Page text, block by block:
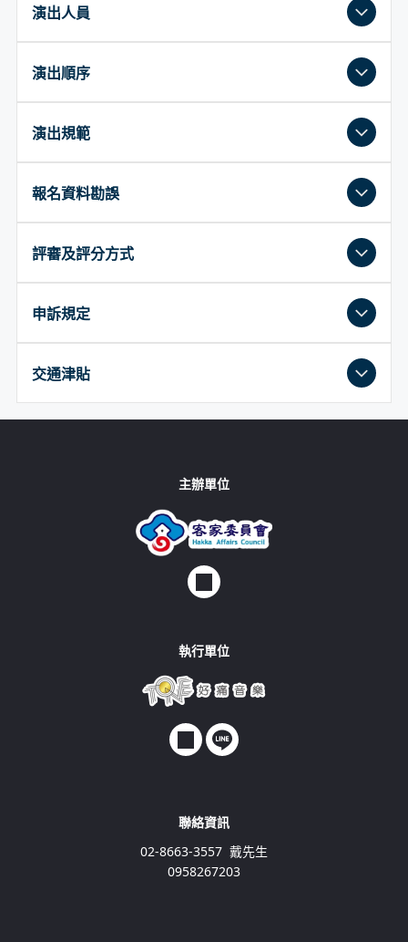
語境之使用方法，以免影響評分。
背譜演唱指定曲及自選曲各1首，指定曲曲目如附件
一，參賽團隊不得擅自變更指定版本（可移調），自
選曲由各隊自行決定，演出曲目與報名時所填註之曲
目及曲譜版本不符者，一律不予計分。
2.傳統山歌合唱類
背譜演唱指定曲及自選曲各1首，指定曲曲目如附件
一，自選曲亦需為傳統客家歌曲（如：平板、山歌
子、老山歌、小調等），合唱形式不拘。所演出之指
定曲目與報名時所填註之曲目及曲譜版本不符者，以
及自選曲目與報名時所填註的曲目不相符者，一律不
予計分。
一般合唱類、傳統山歌合唱類比賽伴奏之樂器
除大會提供鋼琴外，得以自備之樂器伴奏，惟不
使用電子擴音設備，違者一律不予計分。
演出人員
一般合唱類、傳統山歌合唱類演出時可依樂曲
之需求變換隊形，除指揮及伴奏外，不得於賽程
演出順序
預定於抽籤作業完成後以錄影抽籤方式排定出場次序
並上網公告，請參賽隊伍留意報名不同類組之比賽時
量）。如因比賽時間衝突須調整參賽順序，請於抽籤
於收到調整申請後協調賽程。另相關比賽秩序冊及賽
程，請參賽團隊逕至比賽資訊網站查詢下載。
演出規範
1. 參賽團隊應於比賽大會司儀唱名時立即進入舞臺開
出以不超過10分鐘為原則，逾時每1分鐘扣總平均0.5
3. 曲譜選擇及使用：所有參賽團隊須遵守中華民國著
作權法等相關規定辦理，其法律責任須自行負責。
報名資料勘誤
公告資料與原始報名表有誤者，應於公告1週內由參賽
評審及評分方式
一、 評審委員：
遴聘客語及合唱相關領域專家學者（5-7人）擔任之，
內曾擔任常任指導者，或賽前3個月內曾客座指導，該
不再聘任為本比賽之評審。
後，並依分數高低轉換為序位，彙整合計各參賽團隊
之序位，以合計值最低者為序位第一。若遇序位合計
值相同之情形，則由評審委員重新票選決定同分者之
(二) 評審委員就各參賽團隊繕寫具體之評語，於比賽
結束後，發放給各團隊。
三、 評分項目：客語發音語韻詮釋、演唱技巧、樂曲
申訴規定
一、 應服從評審委員之評判，如有意見或申訴事項，
應以書面提送。申訴事項以違反比賽規則、秩序及比
委員所為之評分及其他有關技術性、學術性者，不得
二、 為有效處理申訴事件，比賽時進行全程錄影，錄
影資料僅供申訴事件處理使用，不提供其他用途或借
交通津貼
學生團隊，上述符合資格之團隊若欲申請交通津貼請
以團為單位，且同時跨兩類賽事以上之團隊，僅得擇
一類申報交通補助費，同一團隊不得跨類重複申請。
主辦單位酌予核撥非比賽地點內之大眾運輸車票及包
車（含租車）交通津貼，依參加人數多寡及距離遠近
彈性調整，10人以下應儘量搭乘大眾運輸為原則，每
隊以2萬元整（含稅）為核撥上限，團隊須檢具收據及
二、 若有其他特殊偏遠地區及離島情形者，得經主辦
單位同意後比照辦理。
主辦單位
執行單位
聯絡資訊
02-8663-3557 戴先生
0958267203